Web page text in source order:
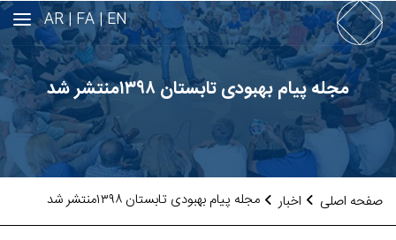
EN |
FA |
AR
مجله پیام بهبودی تابستان ۱۳۹۸منتشر شد
صفحه اصلی اخبار مجله پیام بهبودی تابستان ۱۳۹۸منتشر شد